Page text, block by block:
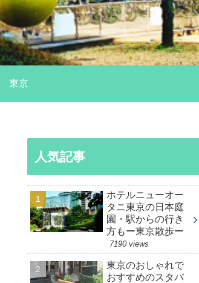
東京
人気記事
ホテルニューオー
タニ東京の日本庭
園・駅からの行き
方もー東京散歩ー
7190 views
東京のおしゃれで
おすすめのスタバ